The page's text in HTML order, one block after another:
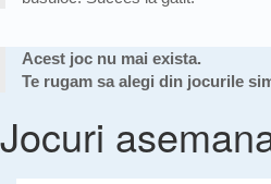
Acest joc nu mai exista.
Te rugam sa alegi din jocurile
Jocuri